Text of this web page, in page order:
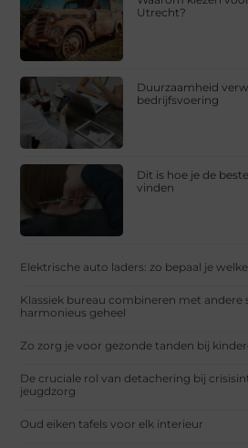
Utrecht?
Duurzaamheid
bedrijfsvoering
Dit is hoe je de
vinden
Elektrische auto laders: zo bepaal je
Klassiek bureau combineren met andere
harmonieus geheel
Zo zorg je voor gezonde tanden bij
De cruciale rol van detachering bij
jeugdzorg
Oud eiken tafels voor elk interieur